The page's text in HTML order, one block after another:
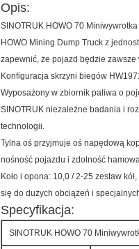
Opis:
SINOTRUK HOWO 70
HOWO Mining Dump Truck z
zapewnić, że pojazd będzie
Konfiguracja skrzyni biegów
Wyposażony w zbiornik paliwa o
SINOTRUK niezależne badania i
technologii.
Tylna oś przyjmuje oś napędową
nośność pojazdu i zdolność
Koło i opona: 10,0 / 2-25 zestaw
się do dużych obciążeń i
Specyfikacja:
SINOTRUK HOWO 70